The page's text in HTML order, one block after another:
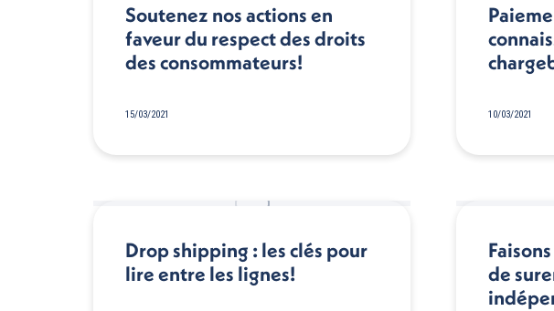
Soutenez nos actions en
faveur du respect des droits
des consommateurs!
15/03/2021 10/03/2021
Drop shipping : les clés pour
lire entre les lignes!
de